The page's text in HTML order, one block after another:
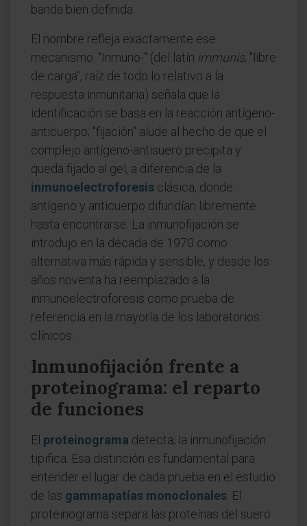
banda bien definida.
El nombre refleja exactamente ese
mecanismo. "Inmuno-" (del latín immunis, "libre
de carga", raíz de todo lo relativo a la
respuesta inmunitaria) señala que la
identificación se basa en la reacción antígeno-
anticuerpo; "fijación" alude al hecho de que el
complejo antígeno-antisuero precipita y
queda fijado al gel, a diferencia de la
inmunoelectroforesis clásica, donde
antígeno y anticuerpo difundían libremente
hasta encontrarse. La inmunofijación se
introdujo en la década de 1970 como
alternativa más rápida y sensible, y desde los
años noventa ha reemplazado a la
inmunoelectroforesis como prueba de
referencia en la mayoría de los laboratorios
clínicos.
Inmunofijación frente a
proteinograma: el reparto
de funciones
El proteinograma detecta; la inmunofijación
tipifica. Esa distinción es fundamental para
entender el lugar de cada prueba en el estudio
de las gammapatías monoclonales . El
proteinograma separa las proteínas del suero